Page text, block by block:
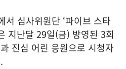
서 심사위원단 ‘파이브 스타
지난달 29일(금) 방영된 3회
진심 어린 응원으로 시청자